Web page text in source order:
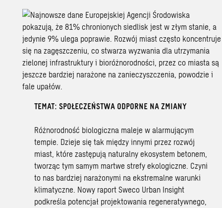
TEMAT: SPOŁECZEŃSTWA ODPORNE NA ZMIANY
Różnorodność biologiczna maleje w alarmującym
tempie. Dzieje się tak między innymi przez rozwój
miast, które zastępują naturalny ekosystem betonem,
tworząc tym samym martwe strefy ekologiczne. Czyni
to nas bardziej narażonymi na ekstremalne warunki
klimatyczne. Nowy raport Sweco Urban Insight
podkreśla potencjał projektowania regeneratywnego,